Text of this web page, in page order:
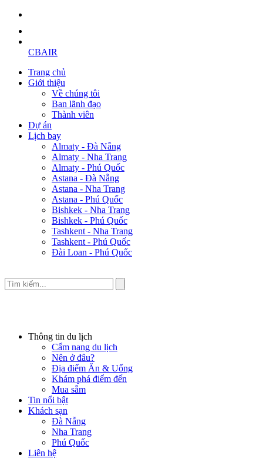
CBAIR
Trang chủ
Giới thiệu
Về chúng tôi
Ban lãnh đạo
Thành viên
Dự án
Lịch bay
Almaty - Đà Nẵng
Almaty - Nha Trang
Almaty - Phú Quốc
Astana - Đà Nẵng
Astana - Nha Trang
Astana - Phú Quốc
Bishkek - Nha Trang
Bishkek - Phú Quốc
Tashkent - Nha Trang
Tashkent - Phú Quốc
Đài Loan - Phú Quốc
Thông tin du lịch
Cẩm nang du lịch
Nên ở đâu?
Địa điểm Ăn & Uống
Khám phá điểm đến
Mua sắm
Tin nổi bật
Khách sạn
Đà Nẵng
Nha Trang
Phú Quốc
Liên hệ